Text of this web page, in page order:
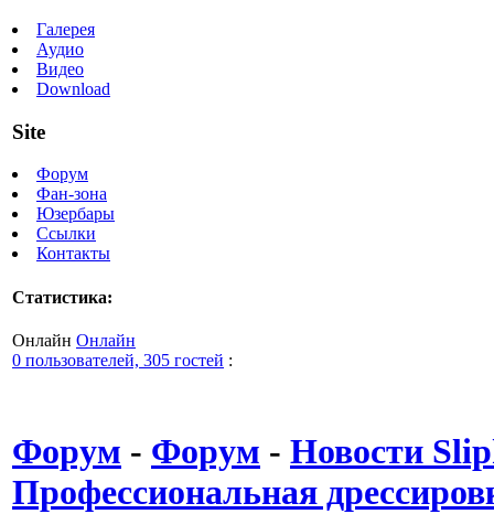
Галерея
Аудио
Видео
Download
Site
Форум
Фан-зона
Юзербары
Ссылки
Контакты
Статистика:
Онлайн Онлайн
0 пользователей, 305 гостей :
Форум - Форум - Новости
Профессиональная